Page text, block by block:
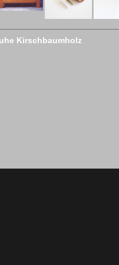
Kirschbaumholz